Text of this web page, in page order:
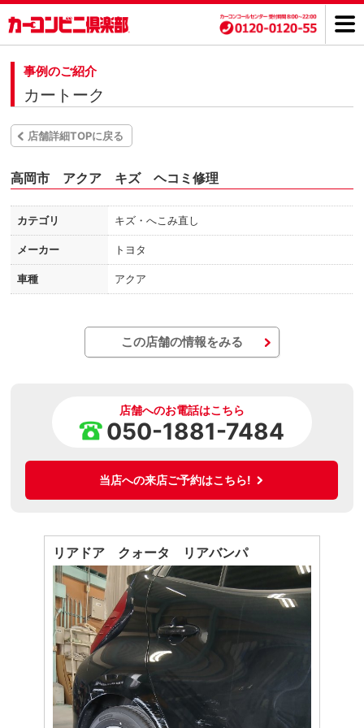
事例のご紹介
カートーク
店舗詳細TOPに戻る
高岡市 アクア キズ ヘコミ修理
カテゴリ キズ・へこみ直し
メーカー トヨタ
車種 アクア
この店舗の情報をみる
店舗へのお電話はこちら
050-1881-7484
当店への来店ご予約はこちら!
リアドア クォータ リアバンパ